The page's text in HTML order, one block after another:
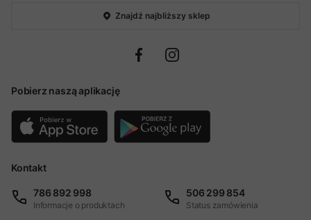
Znajdź najbliższy sklep
Pobierz naszą aplikację
Kontakt
786 892 998
Informacje o produktach
506 299 854
Status zamówienia